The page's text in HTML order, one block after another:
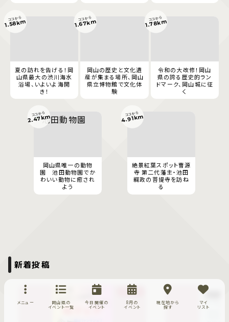
夏の訪れを告げる！岡
山県最大の渋川海水
浴場、いよいよ海開
き！
ココから
1.58km
岡山の歴史と文化遺
産が集まる場所、岡山
県立博物館で文化体
験
ココから
1.67km
令和の大改修！岡山
県の誇る歴史的ラン
ドマーク、岡山城に征
く
ココから
1.78km
岡山県唯一の動物
園 池田動物園でか
わいい動物に癒され
よう
ココから
2.47km
絶景紅葉スポット曹源
寺 第二代藩主・池田
綱政の菩提寺を訪ね
る
ココから
4.91km
新着投稿
イベント
メニュー
岡山県の
イベント一覧
今日開催の
イベント
8月の
イベント
現在地から
探す
マイ
リスト